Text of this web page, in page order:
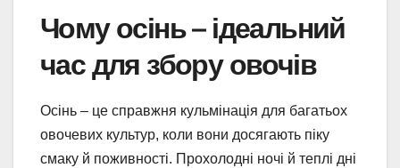
Чому осінь – ідеальний
час для збору овочів
Осінь – це справжня кульмінація для багатьох
овочевих культур, коли вони досягають піку
смаку й поживності. Прохолодні ночі й теплі дні